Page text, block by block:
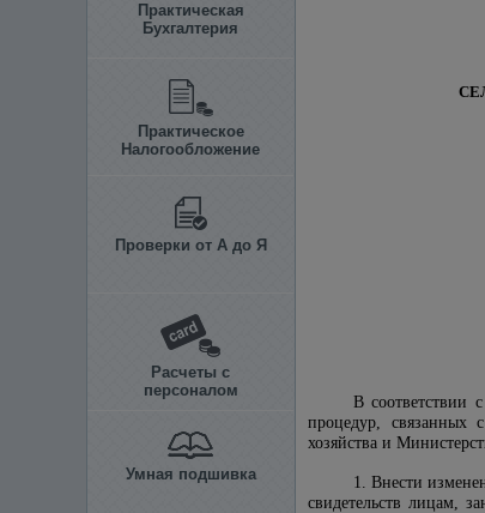
Практическая
Бухгалтерия
Практическое
Налогообложение
Проверки от А до Я
Расчеты с
персоналом
Умная подшивка
В соответствии с
процедур, связанных
хозяйства и
1. Внести
свидетельств лицам,